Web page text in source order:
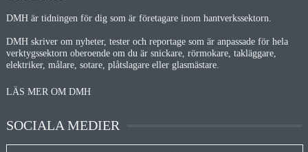
DMH är tidningen för dig som är företagare inom hantverkssektorn.
DMH skriver om nyheter, tester och reportage som är anpassade för hela
verktygssektorn oberoende om du är snickare, rörmokare, takläggare,
elektriker, målare, sotare, plåtslagare eller glasmästare.
LÄS MER OM DMH
SOCIALA MEDIER